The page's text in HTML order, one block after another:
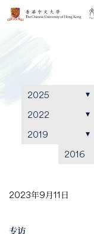
2025
2022
2019
2016
2023年9月11日
专访